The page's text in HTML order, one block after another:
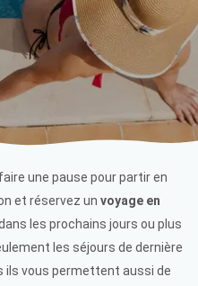
une pause pour partir en
et réservez un voyage en
les prochains jours ou plus
les séjours de dernière
ils vous permettent aussi de